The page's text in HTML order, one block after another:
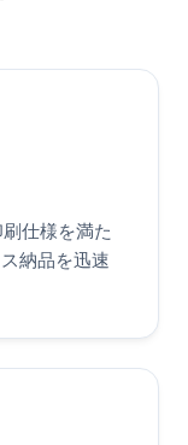
仕様を満た
納品を迅速